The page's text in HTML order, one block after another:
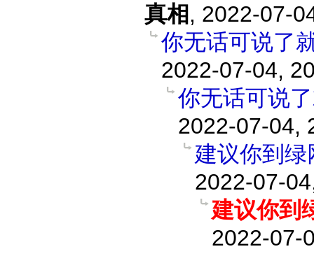
真相 , 2022-07-
你无话可说了
2022-07-04,
你无话可说
2022-07-04,
建议你到
2022-07-
建议你到
2022-07-